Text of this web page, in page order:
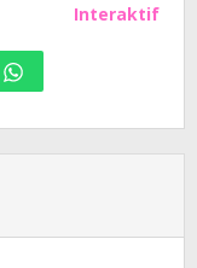
Interaktif